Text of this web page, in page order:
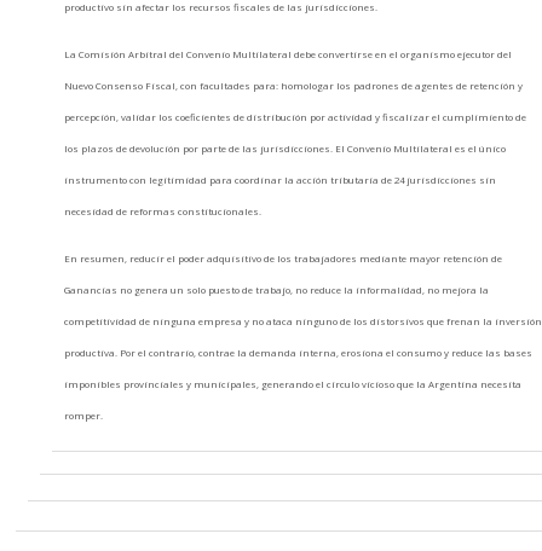
productivo sin afectar los recursos fiscales de las jurisdicciones.
La Comisión Arbitral del Convenio Multilateral debe convertirse en el organismo ejecutor del
Nuevo Consenso Fiscal, con facultades para: homologar los padrones de agentes de retención y
percepción, validar los coeficientes de distribución por actividad y fiscalizar el cumplimiento de
los plazos de devolución por parte de las jurisdicciones. El Convenio Multilateral es el único
instrumento con legitimidad para coordinar la acción tributaria de 24 jurisdicciones sin
necesidad de reformas constitucionales.
En resumen, reducir el poder adquisitivo de los trabajadores mediante mayor retención de
Ganancias no genera un solo puesto de trabajo, no reduce la informalidad, no mejora la
competitividad de ninguna empresa y no ataca ninguno de los distorsivos que frenan la inversión
productiva. Por el contrario, contrae la demanda interna, erosiona el consumo y reduce las bases
imponibles provinciales y municipales, generando el círculo vicioso que la Argentina necesita
romper.